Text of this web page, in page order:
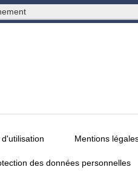
Mentions
des données personnelles